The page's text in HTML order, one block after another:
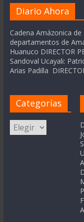
Diario Ahora
Cadena Amázonica
departamentos de
Huanuco DIRECTOR
Sandoval Ucayali:
Arias Padilla
Categorías
Categorías